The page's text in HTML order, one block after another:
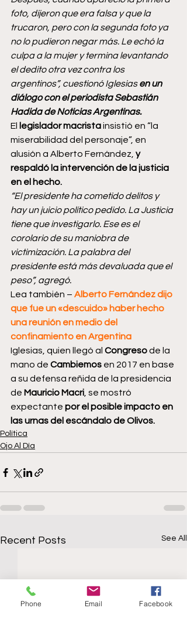
foto, dijeron que era falsa y que la
trucaron, pero con la segunda foto ya
no lo pudieron negar más. Le echó la
culpa a la mujer y termina levantando
el dedito otra vez contra los
argentinos”, cuestionó Iglesias en un
diálogo con el periodista Sebastián
Hadida de Noticias Argentinas.
El
legislador macrista insistió en “la
miserabilidad del personaje”, en
alusión a Alberto Fernández, y
respaldó la intervención de la justicia
en el hecho.
“El presidente ha cometido delitos y
hay un juicio político pedido. La Justicia
tiene que investigarlo. Ese es el
corolario de su maniobra de
victimización. La palabra del
presidente está más devaluada que el
peso”, agregó.
Lea también – Alberto Fernández dijo
que fue un «descuido» haber hecho
una reunión en medio del
confinamiento en Argentina
Iglesias, quien llegó al Congreso de la
mano de Cambiemos en 2017 en base
a su defensa reñida de la presidencia
de Mauricio Macri , se mostró
expectante por el posible impacto en
las urnas del escándalo de Olivos.
Política
Ojo Al Día
Recent Posts See All
Phone Email Facebook